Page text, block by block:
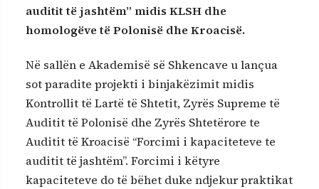
auditit të jashtëm” midis KLSH dhe
homologëve të Polonisë dhe Kroacisë.
Në sallën e Akademisë së Shkencave u lançua
sot paradite projekti i binjakëzimit midis
Kontrollit të Lartë të Shtetit, Zyrës Supreme të
Auditit të Polonisë dhe Zyrës Shtetërore te
Auditit të Kroacisë “Forcimi i kapaciteteve te
auditit të jashtëm”. Forcimi i këtyre
kapaciteteve do të bëhet duke ndjekur praktikat